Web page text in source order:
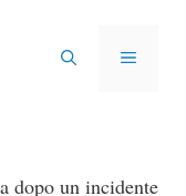
MENU
dopo un incidente